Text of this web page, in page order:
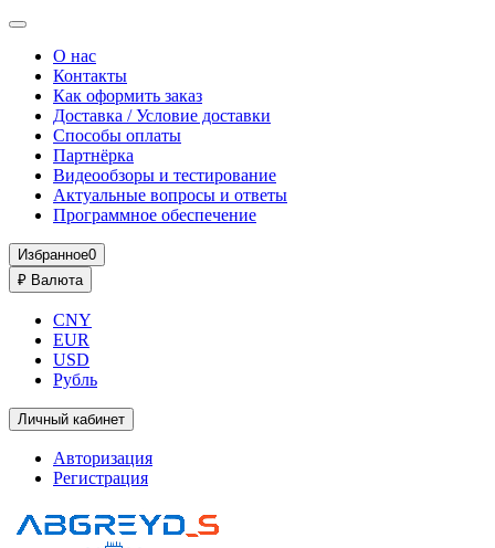
О нас
Контакты
Как оформить заказ
Доставка / Условие доставки
Способы оплаты
Партнёрка
Видеообзоры и тестирование
Актуальные вопросы и ответы
Программное обеспечение
Избранное0
₽ Валюта
CNY
EUR
USD
Рубль
Личный кабинет
Авторизация
Регистрация